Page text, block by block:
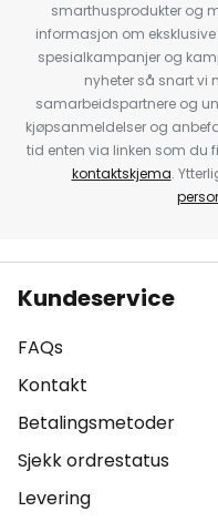
smarthusprodukter og
informasjon om
spesialkampanjer og
nyheter så snart vi
samarbeidspartnere og
kjøpsanmeldelser og
tid enten via linken som du
kontaktskjema.
Kundeservice
FAQs
Kontakt
Betalingsmetoder
Sjekk ordrestatus
Levering